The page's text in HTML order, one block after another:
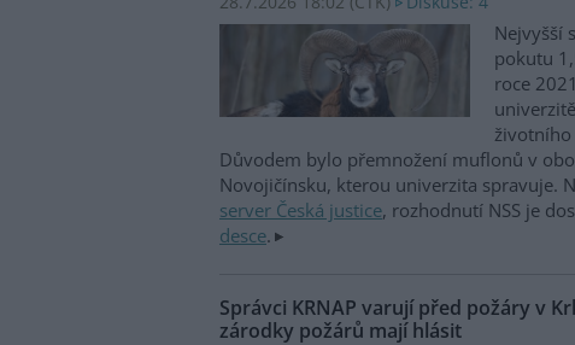
Nejvyšší
pokutu
roce
životního
Důvodem bylo přemnožení muflonů v
Novojičínsku, kterou univerzita spravuje.
server Česká justice, rozhodnutí NSS je
desce.
Správci KRNAP varují před požáry v
zárodky požárů mají hlásit